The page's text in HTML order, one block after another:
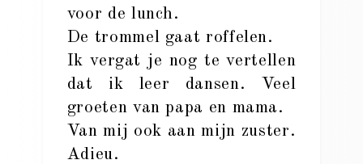
voor de lunch.
De trommel gaat roffelen.
Ik vergat je nog te vertellen
dat ik leer dansen. Veel
groeten van papa en mama.
Van mij ook aan mijn zuster.
Adieu.